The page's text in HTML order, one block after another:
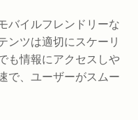
バイルフレンドリーな
ンツは適切にスケーリ
も情報にアクセスしや
で、ユーザーがスムー